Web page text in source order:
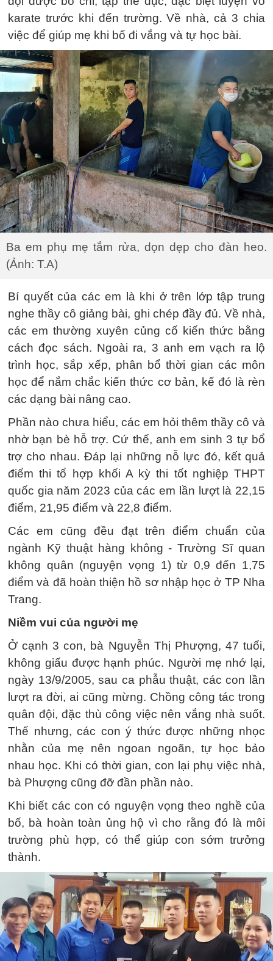
karate trước khi đến trường. Về nhà, cả 3 chia
việc để giúp mẹ khi bố đi vắng và tự học bài.
Ba em phụ mẹ tắm rửa, dọn dẹp cho đàn heo.
(Ảnh: T.A)
Bí quyết của các em là khi ở trên lớp tập trung
nghe thầy cô giảng bài, ghi chép đầy đủ. Về nhà,
các em thường xuyên củng cố kiến thức bằng
cách đọc sách. Ngoài ra, 3 anh em vạch ra lộ
trình học, sắp xếp, phân bổ thời gian các môn
học để nắm chắc kiến thức cơ bản, kế đó là rèn
các dạng bài nâng cao.
Phần nào chưa hiểu, các em hỏi thêm thầy cô và
nhờ bạn bè hỗ trợ. Cứ thế, anh em sinh 3 tự bổ
trợ cho nhau. Đáp lại những nỗ lực đó, kết quả
điểm thi tổ hợp khối A kỳ thi tốt nghiệp THPT
quốc gia năm 2023 của các em lần lượt là 22,15
điểm, 21,95 điểm và 22,8 điểm.
Các em cũng đều đạt trên điểm chuẩn của
ngành Kỹ thuật hàng không - Trường Sĩ quan
không quân (nguyện vọng 1) từ 0,9 đến 1,75
điểm và đã hoàn thiện hồ sơ nhập học ở TP Nha
Trang.
Niềm vui của người mẹ
Ở cạnh 3 con, bà Nguyễn Thị Phượng, 47 tuổi,
không giấu được hạnh phúc. Người mẹ nhớ lại,
ngày 13/9/2005, sau ca phẫu thuật, các con lần
lượt ra đời, ai cũng mừng. Chồng công tác trong
quân đội, đặc thù công việc nên vắng nhà suốt.
Thế nhưng, các con ý thức được những nhọc
nhằn của mẹ nên ngoan ngoãn, tự học bảo
nhau học. Khi có thời gian, con lại phụ việc nhà,
bà Phượng cũng đỡ đần phần nào.
Khi biết các con có nguyện vọng theo nghề của
bố, bà hoàn toàn ủng hộ vì cho rằng đó là môi
trường phù hợp, có thể giúp con sớm trưởng
thành.